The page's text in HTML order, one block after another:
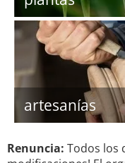
artesanías
Renuncia: Todos los